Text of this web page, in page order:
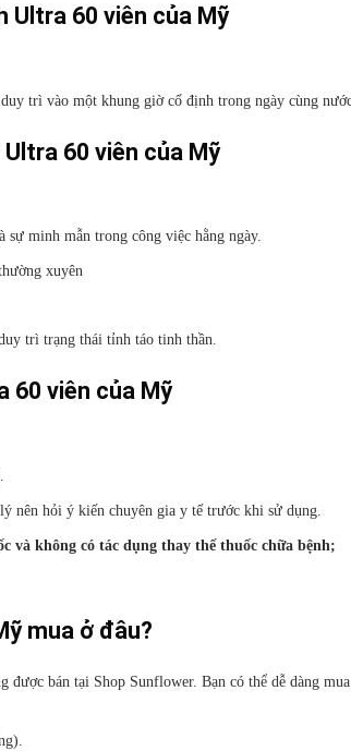
Ultra 60 viên của Mỹ
trì vào một khung giờ cố định trong ngày cùng
60 viên của Mỹ
minh mẫn trong công việc hằng ngày.
xuyên
trì trạng thái tỉnh táo tinh thần.
60 viên của Mỹ
nên hỏi ý kiến chuyên gia y tế trước khi sử dụng.
và không có tác dụng thay thế thuốc chữa bệnh;
mua ở đâu?
được bán tại Shop Sunflower. Bạn có thể dễ dàng